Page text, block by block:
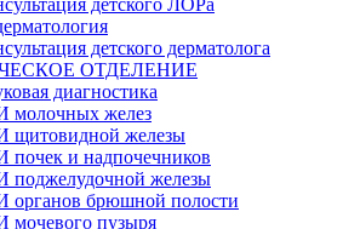
детского ЛОРа
детского дерматолога
ОТДЕЛЕНИЕ
диагностика
молочных желез
щитовидной железы
почек и надпочечников
поджелудочной железы
органов брюшной полости
мочевого пузыря